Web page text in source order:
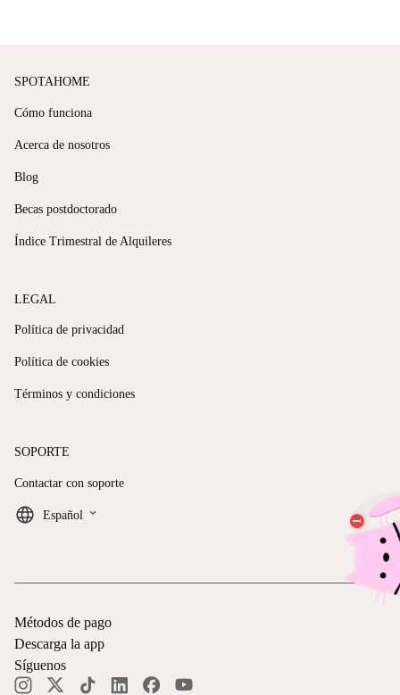
SPOTAHOME
Cómo funciona
Acerca de nosotros
Blog
Becas postdoctorado
Índice Trimestral de Alquileres
LEGAL
Política de privacidad
Política de cookies
Términos y condiciones
SOPORTE
Contactar con soporte
Español keyboard_arrow_down
Métodos de pago
Descarga la app
Síguenos